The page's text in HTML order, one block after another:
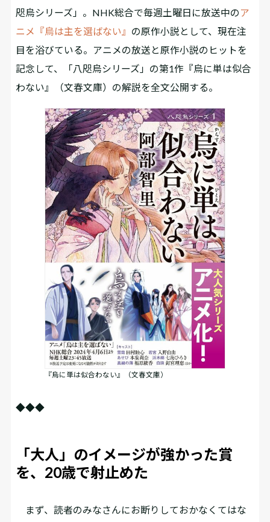
咫烏シリーズ」。NHK総合で毎週土曜日に放送中の ア
ニメ『烏は主を選ばない』 の原作小説として、現在注
目を浴びている。アニメの放送と原作小説のヒットを
記念して、「八咫烏シリーズ」の第1作『烏に単は似合
わない』（文春文庫）の解説を全文公開する。
『烏に単は似合わない』（文春文庫）
◆◆◆
「大人」のイメージが強かった賞
を、20歳で射止めた
まず、読者のみなさんにお断りしておかなくてはな